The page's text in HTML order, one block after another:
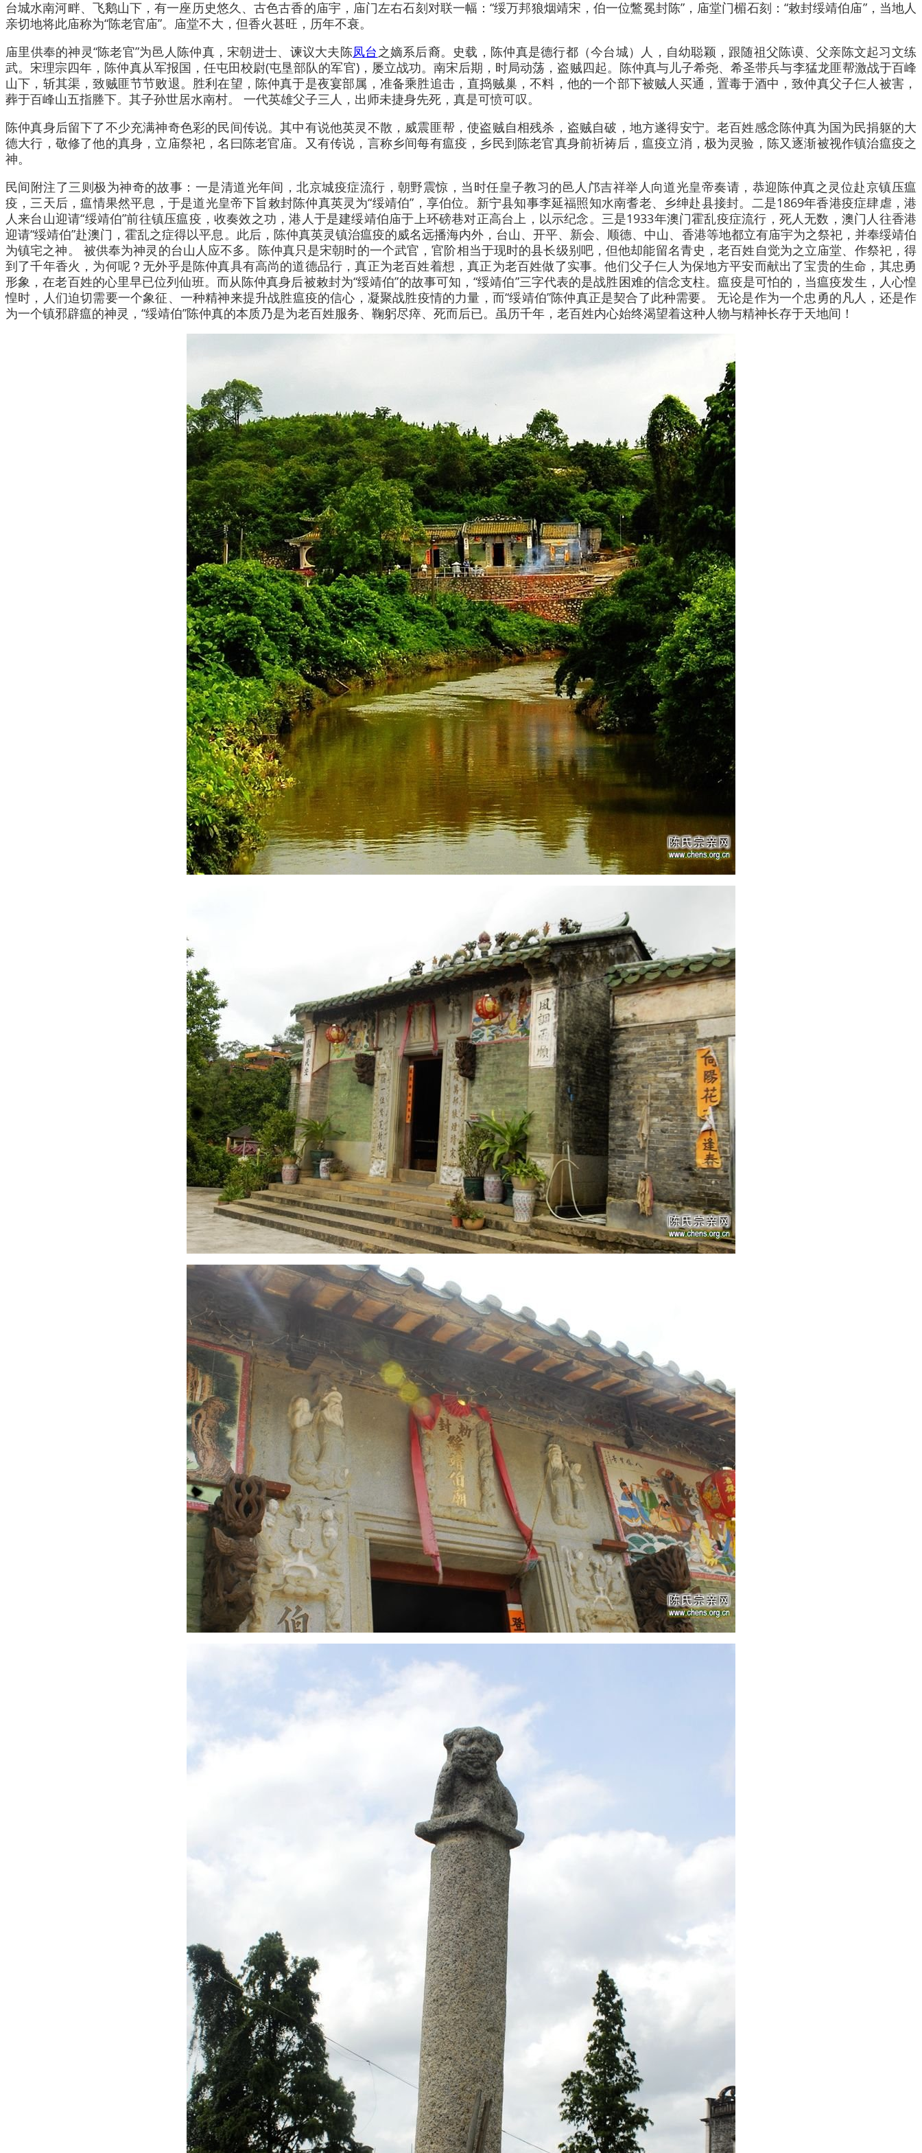
台城水南河畔、飞鹅山下，有一座历史悠久、古色古香的庙宇，庙门左右石刻对联一幅：“绥万邦狼烟靖宋，伯一位鷩冕封陈”，庙堂门楣石刻：“敕封绥靖伯庙”，当地人
亲切地将此庙称为“陈老官庙”。庙堂不大，但香火甚旺，历年不衰。
庙里供奉的神灵“陈老官”为邑人陈仲真，宋朝进士、谏议大夫陈凤台 之嫡系后裔。史载，陈仲真是德行都（今台城）人，自幼聪颖，跟随祖父陈谟、父亲陈文起习文练
武。宋理宗四年，陈仲真从军报国，任屯田校尉(屯垦部队的军官)，屡立战功。南宋后期，时局动荡，盗贼四起。陈仲真与儿子希尧、希圣带兵与李猛龙匪帮激战于百峰
山下，斩其渠，致贼匪节节败退。胜利在望，陈仲真于是夜宴部属，准备乘胜追击，直捣贼巢，不料，他的一个部下被贼人买通，置毒于酒中，致仲真父子仨人被害，
葬于百峰山五指塍下。其子孙世居水南村。 一代英雄父子三人，出师未捷身先死，真是可愤可叹。
陈仲真身后留下了不少充满神奇色彩的民间传说。其中有说他英灵不散，威震匪帮，使盗贼自相残杀，盗贼自破，地方遂得安宁。老百姓感念陈仲真为国为民捐躯的大
德大行，敬修了他的真身，立庙祭祀，名曰陈老官庙。又有传说，言称乡间每有瘟疫，乡民到陈老官真身前祈祷后，瘟疫立消，极为灵验，陈又逐渐被视作镇治瘟疫之
神。
民间附注了三则极为神奇的故事：一是清道光年间，北京城疫症流行，朝野震惊，当时任皇子教习的邑人邝吉祥举人向道光皇帝奏请，恭迎陈仲真之灵位赴京镇压瘟
疫，三天后，瘟情果然平息，于是道光皇帝下旨敕封陈仲真英灵为“绥靖伯”，享伯位。新宁县知事李延福照知水南耆老、乡绅赴县接封。二是1869年香港疫症肆虐，港
人来台山迎请“绥靖伯”前往镇压瘟疫，收奏效之功，港人于是建绥靖伯庙于上环磅巷对正高台上，以示纪念。三是1933年澳门霍乱疫症流行，死人无数，澳门人往香港
迎请“绥靖伯”赴澳门，霍乱之症得以平息。此后，陈仲真英灵镇治瘟疫的威名远播海内外，台山、开平、新会、顺德、中山、香港等地都立有庙宇为之祭祀，并奉绥靖伯
为镇宅之神。 被供奉为神灵的台山人应不多。陈仲真只是宋朝时的一个武官，官阶相当于现时的县长级别吧，但他却能留名青史，老百姓自觉为之立庙堂、作祭祀，得
到了千年香火，为何呢？无外乎是陈仲真具有高尚的道德品行，真正为老百姓着想，真正为老百姓做了实事。他们父子仨人为保地方平安而献出了宝贵的生命，其忠勇
形象，在老百姓的心里早已位列仙班。而从陈仲真身后被敕封为“绥靖伯”的故事可知，“绥靖伯”三字代表的是战胜困难的信念支柱。瘟疫是可怕的，当瘟疫发生，人心惶
惶时，人们迫切需要一个象征、一种精神来提升战胜瘟疫的信心，凝聚战胜疫情的力量，而“绥靖伯”陈仲真正是契合了此种需要。 无论是作为一个忠勇的凡人，还是作
为一个镇邪辟瘟的神灵，“绥靖伯”陈仲真的本质乃是为老百姓服务、鞠躬尽瘁、死而后已。虽历千年，老百姓内心始终渴望着这种人物与精神长存于天地间！